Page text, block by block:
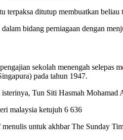
terpaksa ditutup membuatkan beliau
bidang perniagaan dengan
sekolah menengah
pada tahun 1947.
Tun Siti Hasmah Mohamad
malaysia ketujuh 6 636
untuk akhbar The Sunday